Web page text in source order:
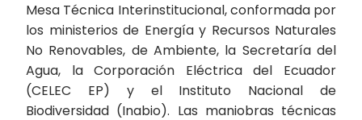
Mesa Técnica Interinstitucional, conformada por
los ministerios de Energía y Recursos Naturales
No Renovables, de Ambiente, la Secretaría del
Agua, la Corporación Eléctrica del Ecuador
(CELEC EP) y el Instituto Nacional de
Biodiversidad (Inabio). Las maniobras técnicas